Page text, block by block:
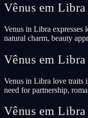
Vênus em
Venus in Libra expresses
natural charm, beauty
Vênus em
Venus in Libra love traits
need for partnership,
Vênus em